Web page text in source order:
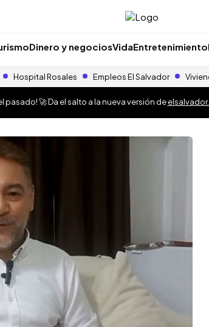
Dinero y negociosVidaEntretenimiento
Hospital Rosales Empleos El Salvador
pasado! 🚀 Da el salto a la nueva versión de